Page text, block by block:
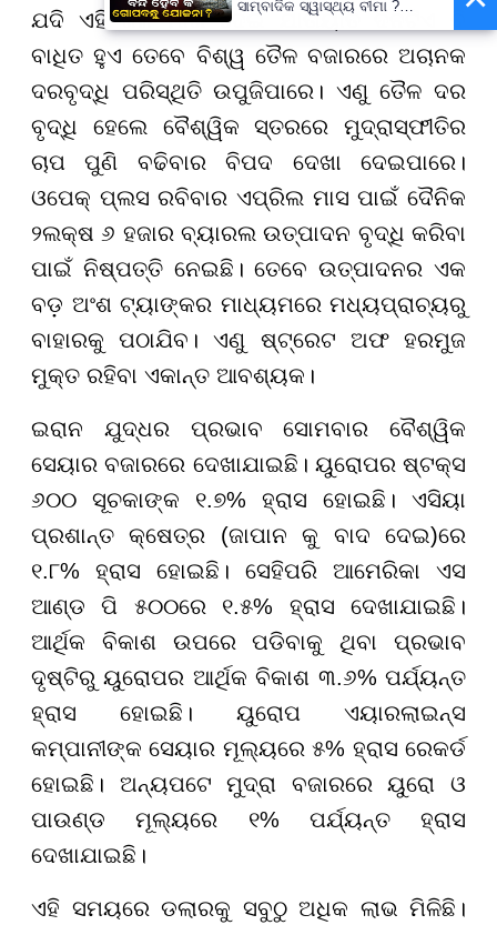
ଯଦି ଏହି ଜଳ ମାର୍ଗ ଦେଇ ଯାତାୟାତ ଦିନଟିଏ ବି
ବାଧିତ ହୁଏ ତେବେ ବିଶ୍ୱ ତୈଳ ବଜାରରେ ଅଚାନକ
ଦରବୃଦ୍ଧି ପରିସ୍ଥିତି ଉପୁଜିପାରେ। ଏଣୁ ତୈଳ ଦର
ବୃଦ୍ଧି ହେଲେ ବୈଶ୍ୱିକ ସ୍ତରରେ ମୁଦ୍ରାସ୍ଫୀତିର
ଚାପ ପୁଣି ବଢିବାର ବିପଦ ଦେଖା ଦେଇପାରେ।
ଓପେକ୍ ପ୍ଲସ ରବିବାର ଏପ୍ରିଲ ମାସ ପାଇଁ ଦୈନିକ
୨ଲକ୍ଷ ୬ ହଜାର ବ୍ୟାରଲ ଉତ୍ପାଦନ ବୃଦ୍ଧି କରିବା
ପାଇଁ ନିଷ୍ପତ୍ତି ନେଇଛି। ତେବେ ଉତ୍ପାଦନର ଏକ
ବଡ଼ ଅଂଶ ଟ୍ୟାଙ୍କର ମାଧ୍ୟମରେ ମଧ୍ୟପ୍ରାଚ୍ୟରୁ
ବାହାରକୁ ପଠାଯିବ। ଏଣୁ ଷ୍ଟ୍ରେଟ ଅଫ ହରମୁଜ
ମୁକ୍ତ ରହିବା ଏକାନ୍ତ ଆବଶ୍ୟକ।
ଇରାନ ଯୁଦ୍ଧର ପ୍ରଭାବ ସୋମବାର ବୈଶ୍ୱିକ
ସେୟାର ବଜାରରେ ଦେଖାଯାଇଛି। ୟୁରୋପର ଷ୍ଟକ୍ସ
୬୦୦ ସୂଚକାଙ୍କ ୧.୭% ହ୍ରାସ ହୋଇଛି। ଏସିୟା
ପ୍ରଶାନ୍ତ କ୍ଷେତ୍ର (ଜାପାନ କୁ ବାଦ ଦେଇ)ରେ
୧.୮% ହ୍ରାସ ହୋଇଛି। ସେହିପରି ଆମେରିକା ଏସ
ଆଣ୍ଡ ପି ୫୦୦ରେ ୧.୫% ହ୍ରାସ ଦେଖାଯାଇଛି।
ଆର୍ଥିକ ବିକାଶ ଉପରେ ପଡିବାକୁ ଥିବା ପ୍ରଭାବ
ଦୃଷ୍ଟିରୁ ୟୁରୋପର ଆର୍ଥିକ ବିକାଶ ୩.୬% ପର୍ଯ୍ୟନ୍ତ
ହ୍ରାସ ହୋଇଛି। ୟୁରୋପ ଏୟାରଲାଇନ୍ସ
କମ୍ପାନୀଙ୍କ ସେୟାର ମୂଲ୍ୟରେ ୫% ହ୍ରାସ ରେକର୍ଡ
ହୋଇଛି। ଅନ୍ୟପଟେ ମୁଦ୍ରା ବଜାରରେ ୟୁରୋ ଓ
ପାଉଣ୍ଡ ମୂଲ୍ୟରେ ୧% ପର୍ଯ୍ୟନ୍ତ ହ୍ରାସ
ଦେଖାଯାଇଛି।
ଏହି ସମୟରେ ଡଲାରକୁ ସବୁଠୁ ଅଧିକ ଲାଭ ମିଳିଛି।
ସାମ୍ବାଦିକ ସ୍ୱାସ୍ଥ୍ୟ ବୀମା ?
ପ୍ରକ୍ରିୟା ଆରମ୍ଭ,
ସ୍ୱାସ୍ଥ୍ୟମନ୍ତ୍ରୀ କହିଲେ- ସରକାର
କରିବେ ତର୍ଜମା